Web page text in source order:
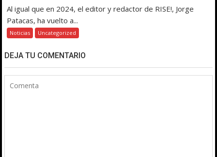
Al igual que en 2024, el editor y redactor de RISE!, Jorge
Patacas, ha vuelto a...
Noticias Uncategorized
DEJA TU COMENTARIO